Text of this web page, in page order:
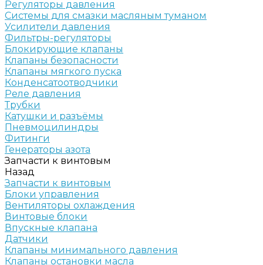
Регуляторы давления
Системы для смазки масляным туманом
Усилители давления
Фильтры-регуляторы
Блокирующие клапаны
Клапаны безопасности
Клапаны мягкого пуска
Конденсатоотводчики
Реле давления
Трубки
Катушки и разъёмы
Пневмоцилиндры
Фитинги
Генераторы азота
Запчасти к винтовым
Назад
Запчасти к винтовым
Блоки управления
Вентиляторы охлаждения
Винтовые блоки
Впускные клапана
Датчики
Клапаны минимального давления
Клапаны остановки масла